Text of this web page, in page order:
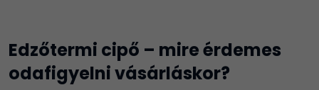
Edzőtermi cipő – mire érdemes
odafigyelni vásárláskor?